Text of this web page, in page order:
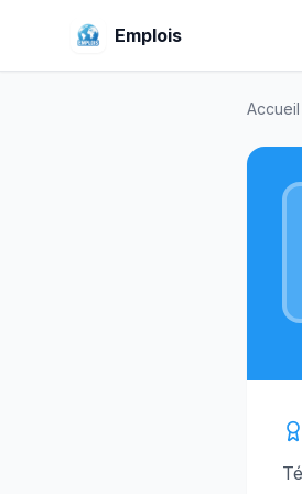
Emplois
Accueil